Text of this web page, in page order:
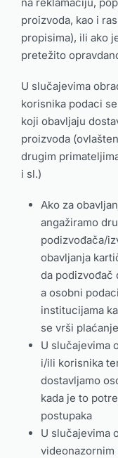
na reklamaciju,
proizvoda, kao i
propisima), ili ako
pretežito
U slučajevima
korisnika podaci
koji obavljaju
proizvoda
drugim
i sl.)
Ako za
angažiramo
podizvođača/
obavljanja
da podizvođač
a osobni
institucijama
se vrši plaćanje
U slučajevima
i/ili korisnika
dostavljamo
kada je to
postupaka
U slučajevima
videonazornim